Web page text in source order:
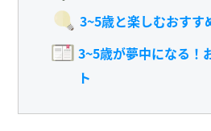
3~5歳と楽しむおすす
3~5歳が夢中になる！
ト